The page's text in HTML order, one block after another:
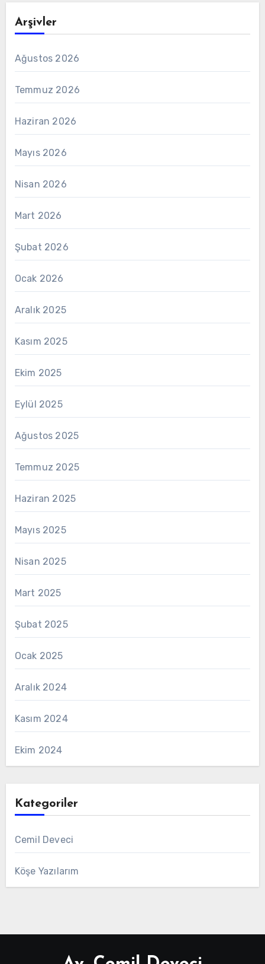
Arşivler
Ağustos 2026
Temmuz 2026
Haziran 2026
Mayıs 2026
Nisan 2026
Mart 2026
Şubat 2026
Ocak 2026
Aralık 2025
Kasım 2025
Ekim 2025
Eylül 2025
Ağustos 2025
Temmuz 2025
Haziran 2025
Mayıs 2025
Nisan 2025
Mart 2025
Şubat 2025
Ocak 2025
Aralık 2024
Kasım 2024
Ekim 2024
Kategoriler
Cemil Deveci
Köşe Yazılarım